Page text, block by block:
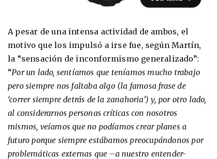
Estudia Desarrollo Web en Toronto
A pesar de una intensa actividad de ambos, el
motivo que los impulsó a irse fue, según Martín,
la “sensación de inconformismo generalizado”:
“Por un lado, sentíamos que teníamos mucho trabajo
pero siempre nos faltaba algo (la famosa frase de
‘correr siempre detrás de la zanahoria’) y, por otro lado,
al considerarnos personas críticas con nosotros
mismos, veíamos que no podíamos crear planes a
futuro porque siempre estábamos preocupándonos por
problemáticas externas que –a nuestro entender-